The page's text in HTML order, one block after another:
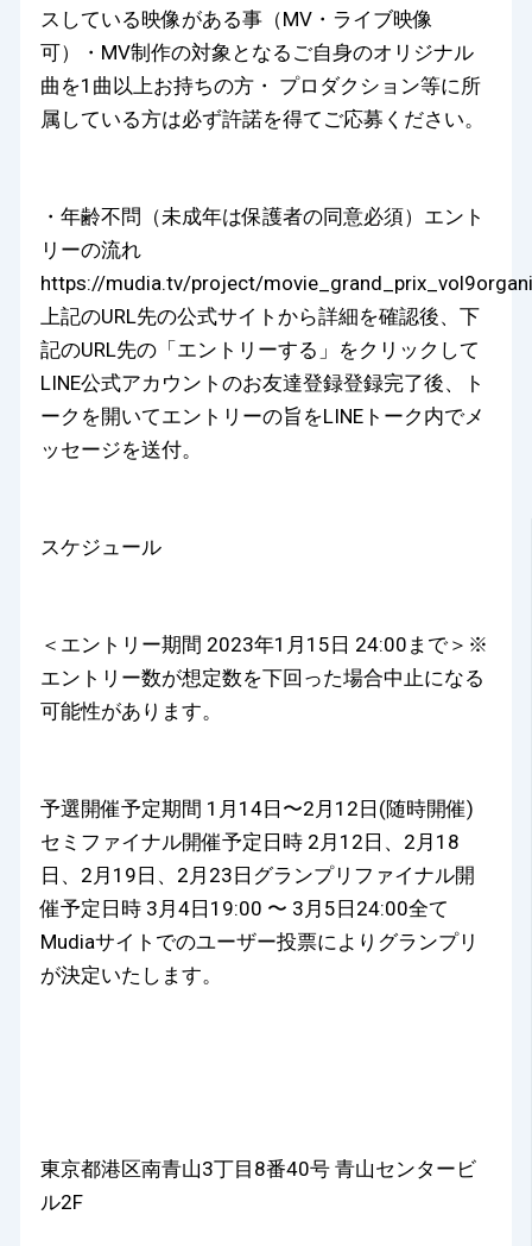
スしている映像がある事（MV・ライブ映像
可）・MV制作の対象となるご自身のオリジナル
曲を1曲以上お持ちの方・ プロダクション等に所
属している方は必ず許諾を得てご応募ください。
・年齢不問（未成年は保護者の同意必須）エント
リーの流れ
https://mudia.tv/project/
上記のURL先の公式サイトから詳細を確認後、下
記のURL先の「エントリーする」をクリックして
LINE公式アカウントのお友達登録登録完了後、ト
ークを開いてエントリーの旨をLINEトーク内でメ
ッセージを送付。
スケジュール
＜エントリー期間 2023年1月15日 24:00まで＞※
エントリー数が想定数を下回った場合中止になる
可能性があります。
予選開催予定期間 1月14日〜2月12日(随時開催)
セミファイナル開催予定日時 2月12日、2月18
日、2月19日、2月23日グランプリファイナル開
催予定日時 3月4日19:00 〜 3月5日24:00全て
Mudiaサイトでのユーザー投票によりグランプリ
が決定いたします。
東京都港区南青山3丁目8番40号 青山センタービ
ル2F